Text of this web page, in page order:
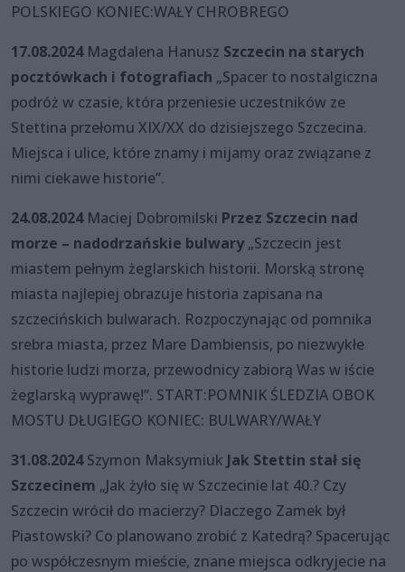
POLSKIEGO KONIEC:WAŁY CHROBREGO
17.08.2024Magdalena Hanusz Szczecin na starych
pocztówkach i fotografiach „Spacer to nostalgiczna
podróż w czasie, która przeniesie uczestników ze
Stettina przełomu XIX/XX do dzisiejszego Szczecina.
Miejsca i ulice, które znamy i mijamy oraz związane z
nimi ciekawe historie”.
24.08.2024Maciej Dobromilski Przez Szczecin nad
morze – nadodrzańskie bulwary „Szczecin jest
miastem pełnym żeglarskich historii. Morską stronę
miasta najlepiej obrazuje historia zapisana na
szczecińskich bulwarach. Rozpoczynając od pomnika
srebra miasta, przez Mare Dambiensis, po niezwykłe
historie ludzi morza, przewodnicy zabiorą Was w iście
żeglarską wyprawę!”. START:POMNIK ŚLEDZIA OBOK
MOSTU DŁUGIEGO KONIEC: BULWARY/WAŁY
31.08.2024Szymon Maksymiuk Jak Stettin stał się
Szczecinem „Jak żyło się w Szczecinie lat 40.? Czy
Szczecin wrócił do macierzy? Dlaczego Zamek był
Piastowski? Co planowano zrobić z Katedrą? Spacerując
po współczesnym mieście, znane miejsca odkryjecie na